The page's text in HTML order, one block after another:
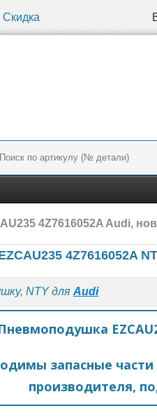
Скидка
4Z7616052A Audi,
4Z7616052A
NTY для Audi
запасные части
производителя,